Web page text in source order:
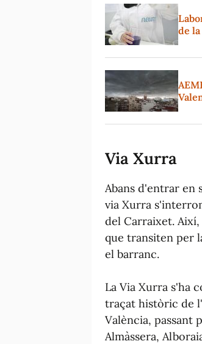
de
Via Xurra
Abans d'entrar en
via Xurra
del Carraixet.
que transiten per
el barranc.
La Via Xurra s'ha
traçat històric de
València, passant
Almàssera,